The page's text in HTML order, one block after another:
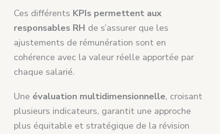
Ces différents KPIs permettent aux
responsables RH de s’assurer que les
ajustements de rémunération sont en
cohérence avec la valeur réelle apportée par
chaque salarié.
Une évaluation multidimensionnelle, croisant
plusieurs indicateurs, garantit une approche
plus équitable et stratégique de la révision